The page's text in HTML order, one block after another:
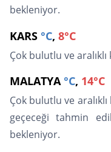
bekleniyor.
KARS °C, 8°C
Çok bulutlu ve aralıklı
MALATYA °C, 14°C
Çok bulutlu ve aralıklı
geçeceği tahmin
bekleniyor.